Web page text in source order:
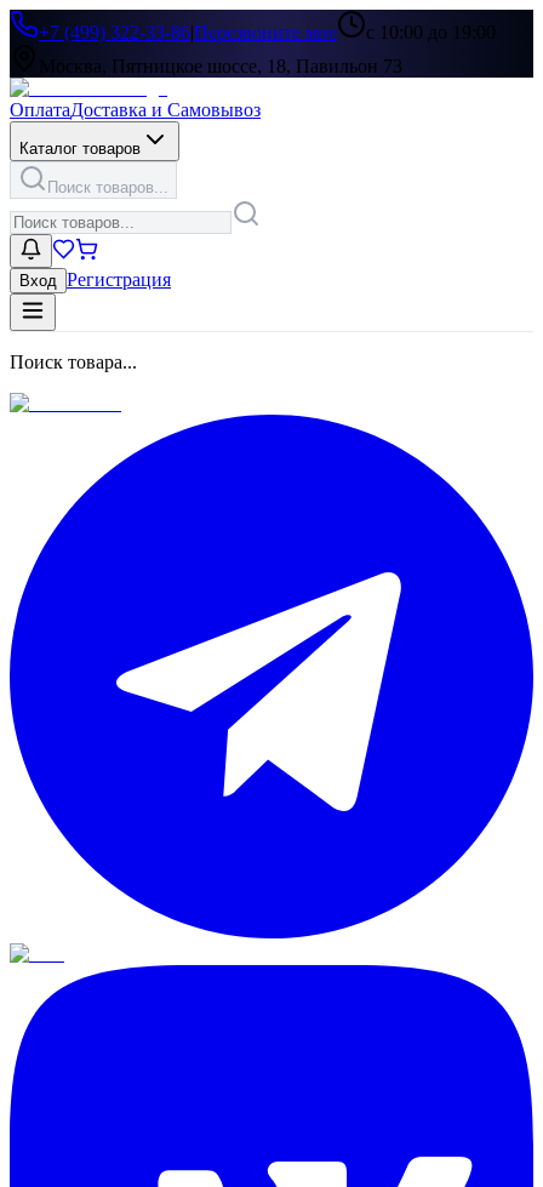
+7 (499) 322-33-86|Перезвоните мне
с 10:00 до 19:00
Москва, Пятницкое шоссе, 18, Павильон 73
ОплатаДоставка и Самовывоз
Каталог товаров
Поиск товаров...
Вход Регистрация
Поиск товара...